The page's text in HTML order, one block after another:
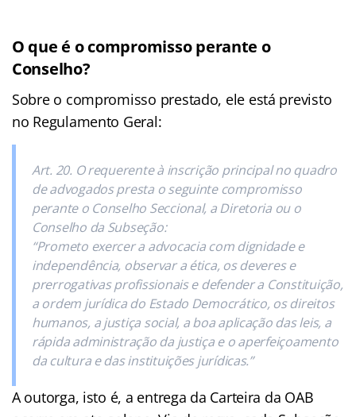
O que é o compromisso perante o
Conselho?
Sobre o compromisso prestado, ele está previsto
no Regulamento Geral:
Art. 20. O requerente à inscrição principal no quadro
de advogados presta o seguinte compromisso
perante o Conselho Seccional, a Diretoria ou o
Conselho da Subseção:
“Prometo exercer a advocacia com dignidade e
independência, observar a ética, os deveres e
prerrogativas profissionais e defender a Constituição,
a ordem jurídica do Estado Democrático, os direitos
humanos, a justiça social, a boa aplicação das leis, a
rápida administração da justiça e o aperfeiçoamento
da cultura e das instituições jurídicas.”
A outorga, isto é, a entrega da Carteira da OAB